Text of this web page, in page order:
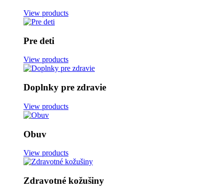
View products
Pre deti
View products
Doplnky pre zdravie
View products
Obuv
View products
Zdravotné kožušiny